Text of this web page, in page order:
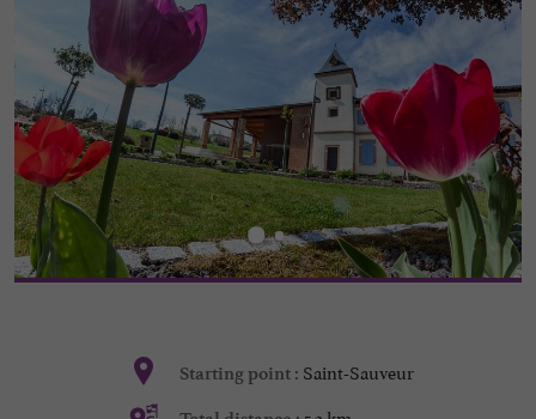
Starting point : Saint-Sauveur